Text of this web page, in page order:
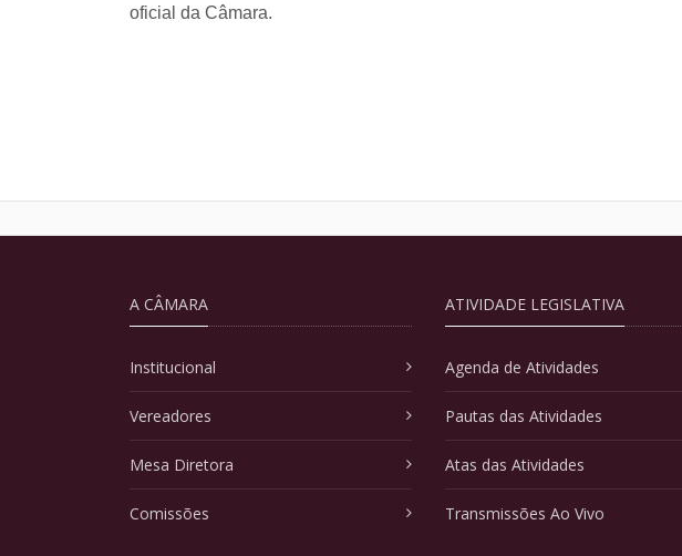
oficial da Câmara.
A CÂMARA
Institucional
Vereadores
Mesa Diretora
Comissões
ATIVIDADE LEGISLATIVA
Agenda de Atividades
Pautas das Atividades
Atas das Atividades
Transmissões Ao Vivo